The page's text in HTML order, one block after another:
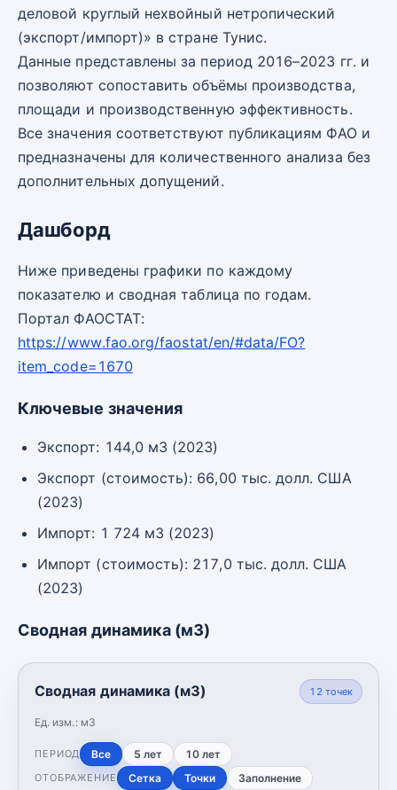
деловой круглый нехвойный нетропический
(экспорт/импорт)» в стране Тунис.
Данные представлены за период 2016–2023 гг. и
позволяют сопоставить объёмы производства,
площади и производственную эффективность.
Все значения соответствуют публикациям ФАО и
предназначены для количественного анализа без
дополнительных допущений.
Дашборд
Ниже приведены графики по каждому
показателю и сводная таблица по годам.
Портал ФАОСТАТ:
https://www.fao.org/faostat/en/#data/FO?
item_code=1670
Ключевые значения
Экспорт: 144,0 м3 (2023)
Экспорт (стоимость): 66,00 тыс. долл. США
(2023)
Импорт: 1 724 м3 (2023)
Импорт (стоимость): 217,0 тыс. долл. США
(2023)
Сводная динамика (м3)
Сводная динамика (м3)
Ед. изм.: м3
12 точек
ПЕРИОД Все 5 лет 10 лет
ОТОБРАЖЕНИЕ Сетка Точки Заполнение